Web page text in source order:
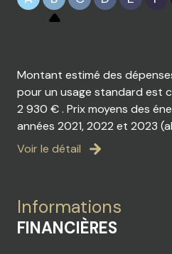
Montant estimé des
pour un usage standard est
2 930 € . Prix moyens des
années 2021, 2022 et 2023
Voir le détail
Informations
FINANCIÈRES